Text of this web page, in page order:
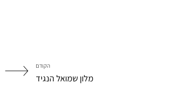
הקודם
מלון שמואל הנגיד